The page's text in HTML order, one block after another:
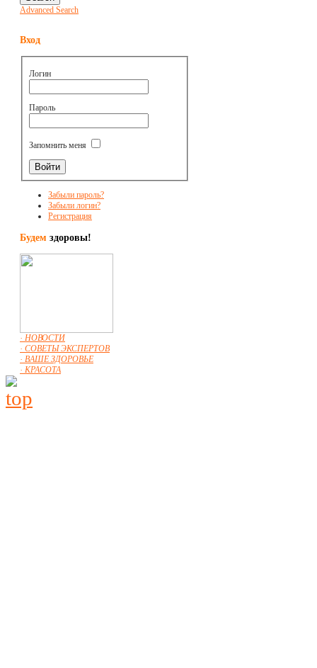
Advanced Search
Вход
Логин
Пароль
Запомнить меня
Забыли пароль?
Забыли логин?
Регистрация
Будем здоровы!
· НОВОСТИ
· СОВЕТЫ ЭКСПЕРТОВ
· ВАШЕ ЗДОРОВЬЕ
· КРАСОТА